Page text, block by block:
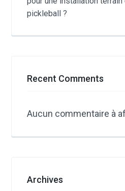
pickleball ?
Recent Comments
Aucun commentaire à
Archives